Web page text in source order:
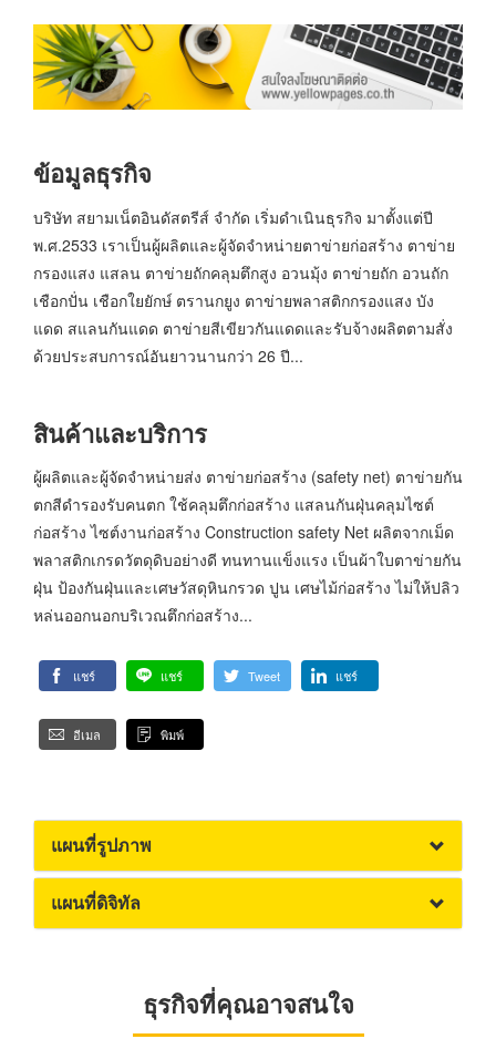
ข้อมูลธุรกิจ
บริษัท สยามเน็ตอินดัสตรีส์ จำกัด เริ่มดำเนินธุรกิจ มาตั้งแต่ปี
พ.ศ.2533 เราเป็นผู้ผลิตและผู้จัดจำหน่ายตาข่ายก่อสร้าง ตาข่าย
กรองแสง แสลน ตาข่ายถักคลุมตึกสูง อวนมุ้ง ตาข่ายถัก อวนถัก
เชือกปั่น เชือกใยยักษ์ ตรานกยูง ตาข่ายพลาสติกกรองแสง บัง
แดด สแลนกันแดด ตาข่ายสีเขียวกันแดดและรับจ้างผลิตตามสั่ง
ด้วยประสบการณ์อันยาวนานกว่า 26 ปี...
สินค้าและบริการ
ผู้ผลิตและผู้จัดจำหน่ายส่ง ตาข่ายก่อสร้าง (safety net) ตาข่ายกัน
ตกสีดำรองรับคนตก ใช้คลุมตึกก่อสร้าง แสลนกันฝุ่นคลุมไซต์
ก่อสร้าง ไซต์งานก่อสร้าง Construction safety Net ผลิตจากเม็ด
พลาสติกเกรดวัตดุดิบอย่างดี ทนทานแข็งแรง เป็นผ้าใบตาข่ายกัน
ฝุ่น ป้องกันฝุ่นและเศษวัสดุหินกรวด ปูน เศษไม้ก่อสร้าง ไม่ให้ปลิว
หล่นออกนอกบริเวณตึกก่อสร้าง...
แชร์ แชร์ Tweet แชร์
อีเมล พิมพ์
แผนที่รูปภาพ
แผนที่ดิจิทัล
ธุรกิจที่คุณอาจสนใจ